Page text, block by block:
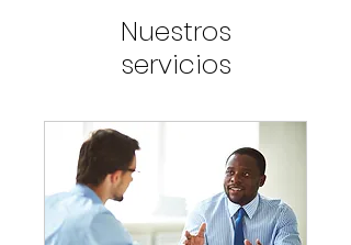
Nuestros
servicios